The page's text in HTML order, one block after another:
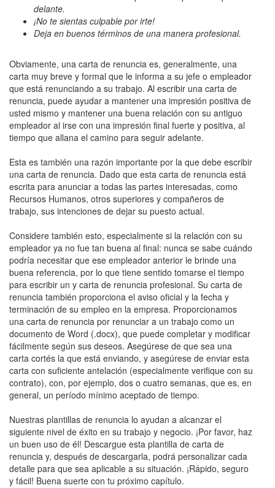
delante.
¡No te sientas culpable por irte!
Deja en buenos términos de una manera profesional.
Obviamente, una carta de renuncia es, generalmente, una
carta muy breve y formal que le informa a su jefe o empleador
que está renunciando a su trabajo. Al escribir una carta de
renuncia, puede ayudar a mantener una impresión positiva de
usted mismo y mantener una buena relación con su antiguo
empleador al irse con una impresión final fuerte y positiva, al
tiempo que allana el camino para seguir adelante.
Esta es también una razón importante por la que debe escribir
una carta de renuncia. Dado que esta carta de renuncia está
escrita para anunciar a todas las partes interesadas, como
Recursos Humanos, otros superiores y compañeros de
trabajo, sus intenciones de dejar su puesto actual.
Considere también esto, especialmente si la relación con su
empleador ya no fue tan buena al final: nunca se sabe cuándo
podría necesitar que ese empleador anterior le brinde una
buena referencia, por lo que tiene sentido tomarse el tiempo
para escribir un y carta de renuncia profesional. Su carta de
renuncia también proporciona el aviso oficial y la fecha y
terminación de su empleo en la empresa. Proporcionamos
una carta de renuncia por renunciar a un trabajo como un
documento de Word (.docx), que puede completar y modificar
fácilmente según sus deseos. Asegúrese de que sea una
carta cortés la que está enviando, y asegúrese de enviar esta
carta con suficiente antelación (especialmente verifique con su
contrato), con, por ejemplo, dos o cuatro semanas, que es, en
general, un período mínimo aceptado de tiempo.
Nuestras plantillas de renuncia lo ayudan a alcanzar el
siguiente nivel de éxito en su trabajo y negocio. ¡Por favor, haz
un buen uso de él! Descargue esta plantilla de carta de
renuncia y, después de descargarla, podrá personalizar cada
detalle para que sea aplicable a su situación. ¡Rápido, seguro
y fácil! Buena suerte con tu próximo capítulo.